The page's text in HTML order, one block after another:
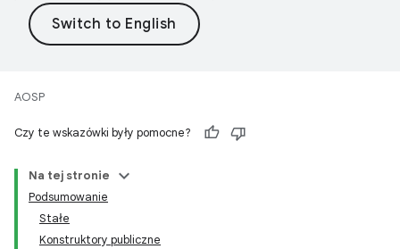
AOSP
Czy te wskazówki były pomocne?
Na tej stronie
Podsumowanie
Stałe
Konstruktory publiczne